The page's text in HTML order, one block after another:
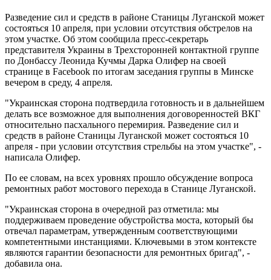
Разведение сил и средств в районе Станицы Луганской может
состояться 10 апреля, при условии отсутствия обстрелов на
этом участке. Об этом сообщила пресс-секретарь
представителя Украины в Трехсторонней контактной группе
по Донбассу Леонида Кучмы Дарка Олифер на своей
странице в Facebook по итогам заседания группы в Минске
вечером в среду, 4 апреля.
"Украинская сторона подтвердила готовность и в дальнейшем
делать все возможное для выполнения договоренностей ВКГ
относительно пасхального перемирия. Разведение сил и
средств в районе Станицы Луганской может состояться 10
апреля - при условии отсутствия стрельбы на этом участке", -
написала Олифер.
По ее словам, на всех уровнях прошло обсуждение вопроса
ремонтных работ мостового перехода в Станице Луганской.
"Украинская сторона в очередной раз отметила: мы
поддерживаем проведение обустройства моста, который бы
отвечал параметрам, утвержденным соответствующими
компетентными инстанциями. Ключевыми в этом контексте
являются гарантии безопасности для ремонтных бригад", -
добавила она.